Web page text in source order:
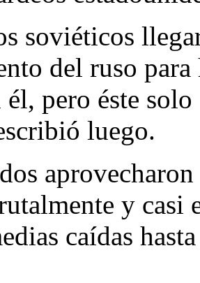
soviéticos
del ruso
pero éste
luego.
y casi
caídas